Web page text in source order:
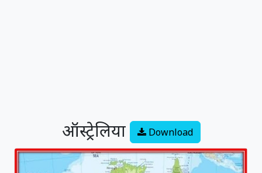
ऑस्ट्रेलिया Download